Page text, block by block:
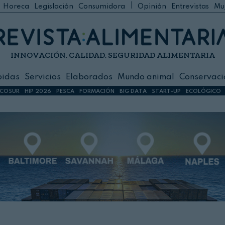
Horeca Legislación Consumidora Opinión Entrevistas
INNOVACIÓN, CALIDAD, SEGURIDAD ALIMENTARIA
Servicios Elaborados Mundo animal
Foodservice
primas
HIP 2026 PESCA FORMACIÓN BIG DATA START-UP ECOLÓGICO